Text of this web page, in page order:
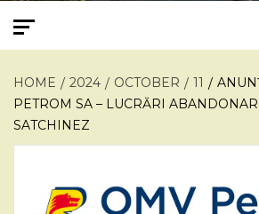
HOME 2024 OCTOBER 11
PETROM SA – LUCRĂRI
SATCHINEZ